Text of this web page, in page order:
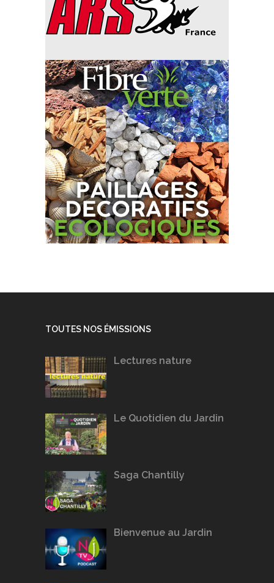
TOUTES NOS ÉMISSIONS
Lectures nature
Le Quotidien du Jardin
Saga Chantilly
Bienvenue au Jardin